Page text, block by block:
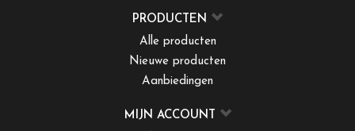
PRODUCTEN
Alle producten
Nieuwe producten
Aanbiedingen
MIJN ACCOUNT